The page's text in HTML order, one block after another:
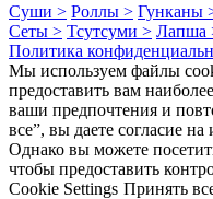
креветкой
темпура
Суши > Роллы > Гунканы
Сеты > Тсутсуми > Лапша
Политика
Мы используем файлы
предоставить вам
ваши предпочтения и
все”, вы даете согласие
Однако вы можете
чтобы предоставить
Cookie Settings Принять